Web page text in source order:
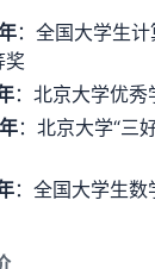
：全国大学生
奖
：北京大学优
：北京大学“三
：全国大学生